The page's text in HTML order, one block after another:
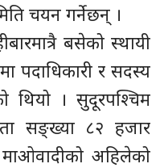
चयन गर्नेछन् ।
बसेको स्थायी
पदाधिकारी र सदस्य
थियो । सुदूरपश्चिम
सङ्ख्या ८२ हजार
अहिलेको